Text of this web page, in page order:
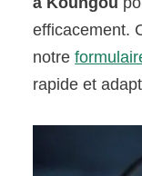
efficacement.
notre
rapide et